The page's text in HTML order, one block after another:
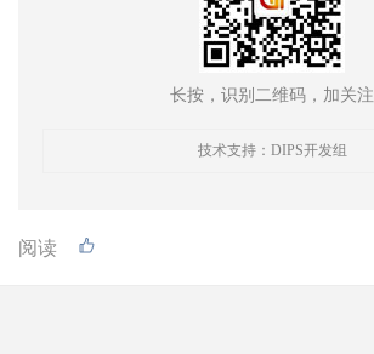
长按，识别二维码，加关注
技术支持：DIPS开发组
阅读